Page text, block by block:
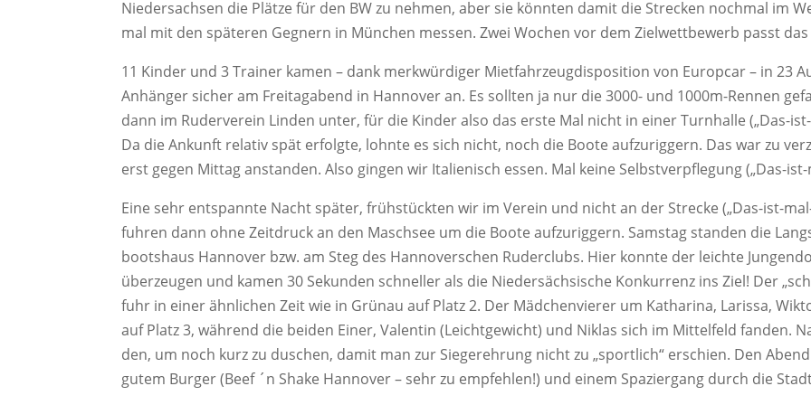
Nie­der­sach­sen die Plät­ze für den BW zu neh­men, aber sie könn­ten damit die Stre­cken noch­mal im
mal mit den spä­te­ren Geg­nern in Mün­chen mes­sen. Zwei Wochen vor dem Ziel­wett­be­werb passt
11 Kin­der und 3 Trai­ner kamen – dank merk­wür­di­ger Miet­fahr­zeug­dis­po­si­ti­on von Europ­car – in 23
Anhän­ger sicher am Frei­tag­abend in Han­no­ver an. Es soll­ten ja nur die 3000- und 1000m-Ren­nen
dann im Ruder­ver­ein Lin­den unter, für die Kin­der also das ers­te Mal nicht in einer Turn­hal­le („Das-
Da die Ankunft rela­tiv spät erfolg­te, lohn­te es sich nicht, noch die Boo­te auf­zu­rig­gern. Das war zu
erst gegen Mit­tag anstan­den. Also gin­gen wir Ita­lie­nisch essen. Mal kei­ne Selbst­ver­pfle­gung („Das-
Eine sehr ent­spann­te Nacht spä­ter, früh­stück­ten wir im Ver­ein und nicht an der Stre­cke („Das-ist-
fuh­ren dann ohne Zeit­druck an den Maschsee um die Boo­te auf­zu­rig­gern. Sams­tag stan­den die
boots­haus Han­no­ver bzw. am Steg des Han­no­ver­schen Ruder­clubs. Hier konn­te der leich­te
über­zeu­gen und kamen 30 Sekun­den schnel­ler als die Nie­der­säch­si­sche Kon­kur­renz ins Ziel! Der
fuhr in einer ähn­li­chen Zeit wie in Grün­au auf Platz 2. Der Mäd­chen­vie­rer um Katha­ri­na, Laris­sa,
auf Platz 3, wäh­rend die bei­den Einer, Valen­tin (Leicht­ge­wicht) und Niklas sich im Mit­tel­feld fan­den.
den, um noch kurz zu duschen, damit man zur Sie­ger­eh­rung nicht zu „sport­lich“ erschien. Den
gutem Bur­ger (Beef ´n Shake Han­no­ver – sehr zu emp­feh­len!) und einem Spa­zier­gang durch die